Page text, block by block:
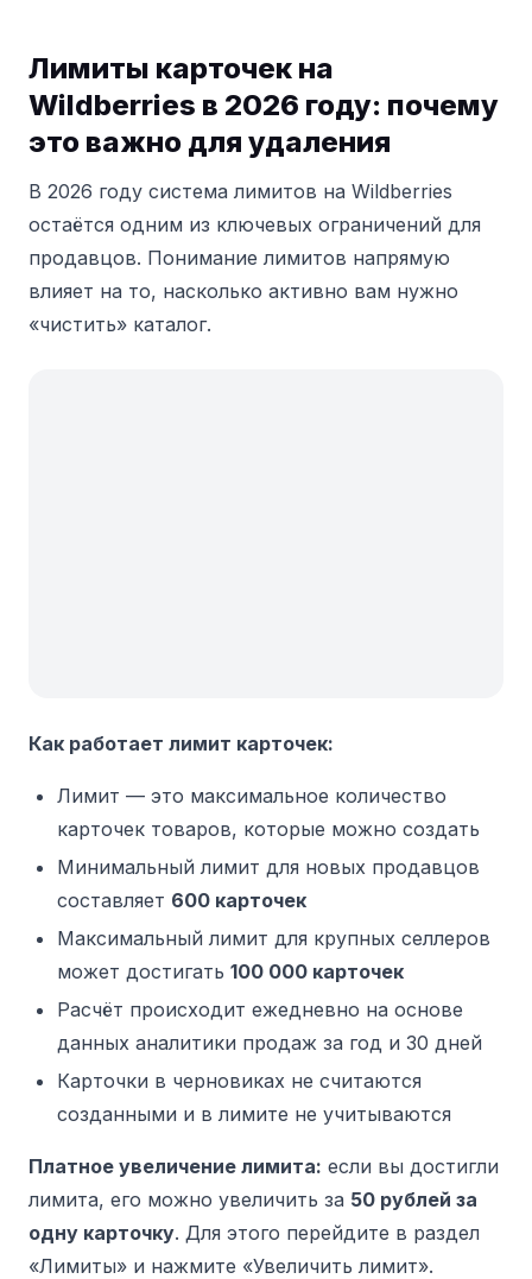
Лимиты карточек на
Wildberries в 2026 году: почему
это важно для удаления
В 2026 году система лимитов на Wildberries
остаётся одним из ключевых ограничений для
продавцов. Понимание лимитов напрямую
влияет на то, насколько активно вам нужно
«чистить» каталог.
Как работает лимит карточек:
Лимит — это максимальное количество
карточек товаров, которые можно создать
Минимальный лимит для новых продавцов
составляет 600 карточек
Максимальный лимит для крупных селлеров
может достигать 100 000 карточек
Расчёт происходит ежедневно на основе
данных аналитики продаж за год и 30 дней
Карточки в черновиках не считаются
созданными и в лимите не учитываются
Платное увеличение лимита: если вы достигли
лимита, его можно увеличить за 50 рублей за
одну карточку. Для этого перейдите в раздел
«Лимиты» и нажмите «Увеличить лимит».